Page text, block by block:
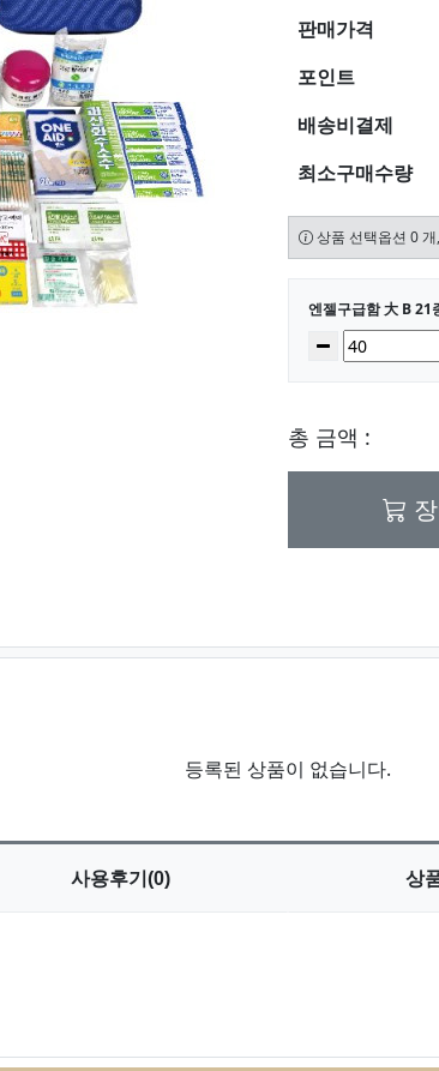
판매가격
포인트
배송비결제
최소구매수량
상품 선택옵션 0
선택된
엔젤구급함 大 B 21
수량감소
총 금액 :
등록된 상품이 없습니다.
사용후기(0) 상